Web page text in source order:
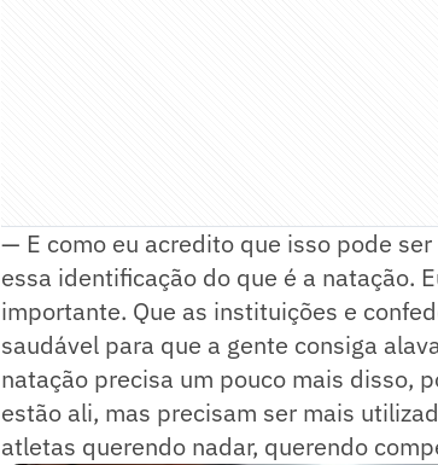
— E como eu acredito que isso pode
essa identificação do que é a natação.
importante. Que as instituições e
saudável para que a gente consiga
natação precisa um pouco mais disso,
estão ali, mas precisam ser mais
atletas querendo nadar, querendo